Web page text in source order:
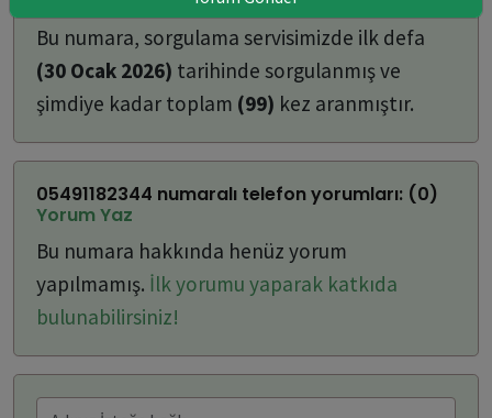
Bu numara, sorgulama servisimizde ilk defa
(30 Ocak 2026) tarihinde sorgulanmış ve
şimdiye kadar toplam (99) kez aranmıştır.
05491182344 numaralı telefon yorumları: (0)
Yorum Yaz
Bu numara hakkında henüz yorum
yapılmamış. İlk yorumu yaparak katkıda
bulunabilirsiniz!